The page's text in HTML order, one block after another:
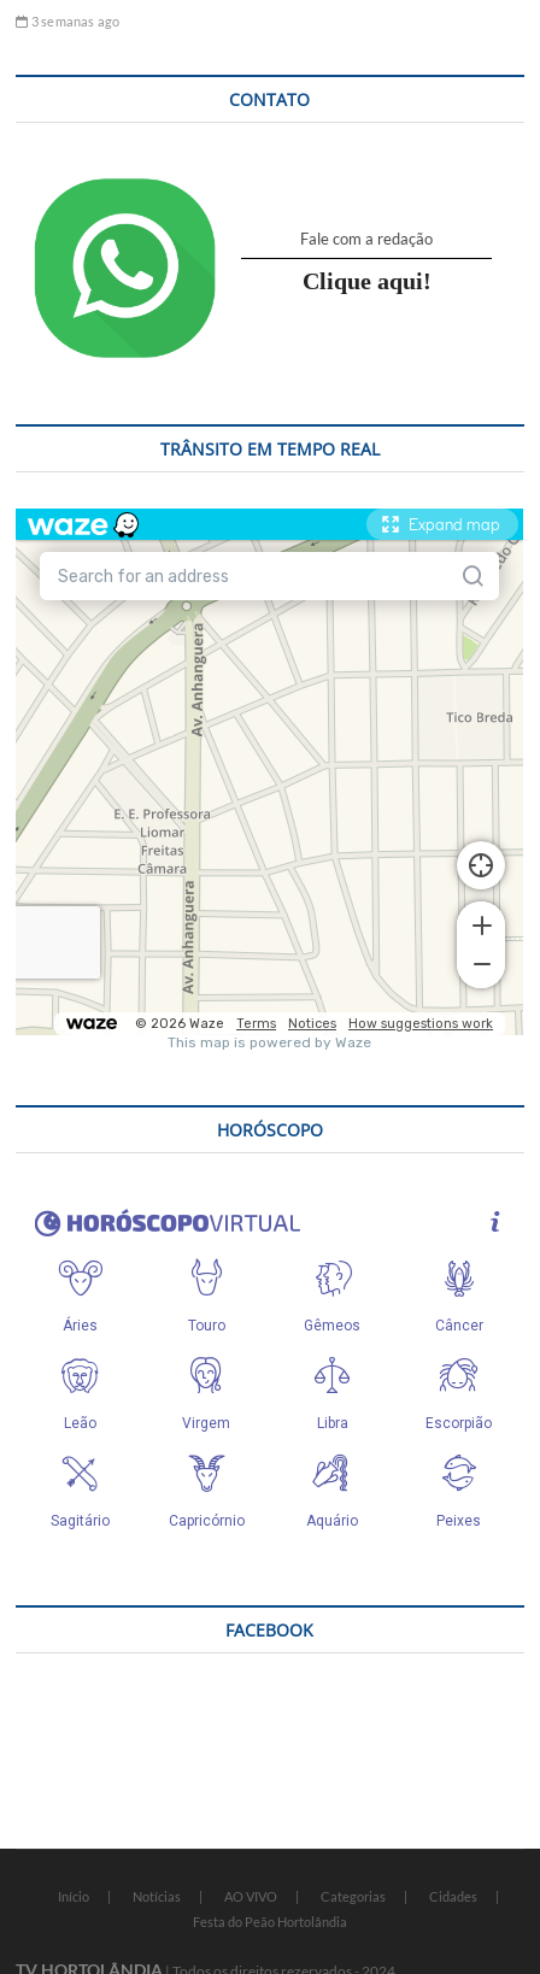
3 semanas ago
CONTATO
Fale com a redação
Clique aqui!
TRÂNSITO EM TEMPO REAL
HORÓSCOPO
FACEBOOK
Início Notícias AO VIVO Categorias
Cidades
Festa do Peão Hortolândia